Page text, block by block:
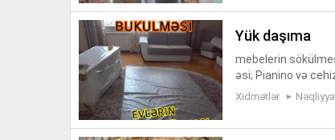
yük daşıma
mebelerin
əsi; Pianino və
ellərin peşəkar
Xidmətlər